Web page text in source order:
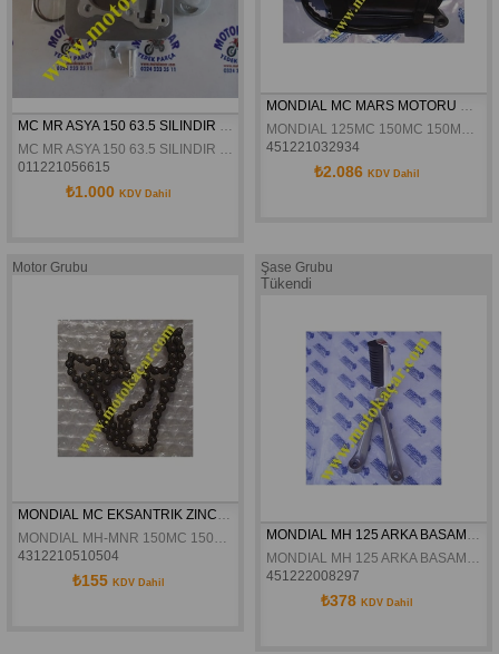
MC MR ASYA 150 63.5 SILINDIR SET
MC MR ASYA 150 63.5 SILINDIR SET
011221056615
₺1.000 KDV Dahil
MONDIAL MC MARS MOTORU ORJINAL
MONDIAL 125MC 150MC 150MCX 125MH DRİFT 150MH DRİFT 125 MH MİNÖR 125DRİFT L 125VULTURE İ KD125-F  MARS MOTORU ORJINAL
451221032934
₺2.086 KDV Dahil
Motor Grubu
MONDIAL MC EKSANTRIK ZINCIRI 25H-98L
MONDIAL MH-MNR 150MC 150MH 125MH 150MR 125MC MC-X KD-L KDE5 KD-F EKSANTRIK ZINCIRI 25H-98L
4312210510504
₺155 KDV Dahil
Şase Grubu
Tükendi
MONDIAL MH 125 ARKA BASAMAK KOMPLE SOL ORJINAL
MONDIAL MH 125 ARKA BASAMAK KOMPLE SOL ORJINAL
451222008297
₺378 KDV Dahil